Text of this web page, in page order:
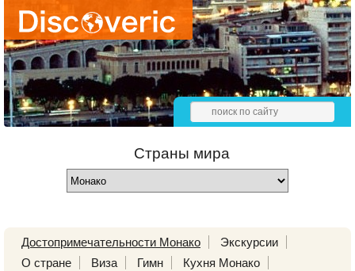
Страны мира
Достопримечательности Монако
Экскурсии
О стране
Виза Гимн
Кухня Монако